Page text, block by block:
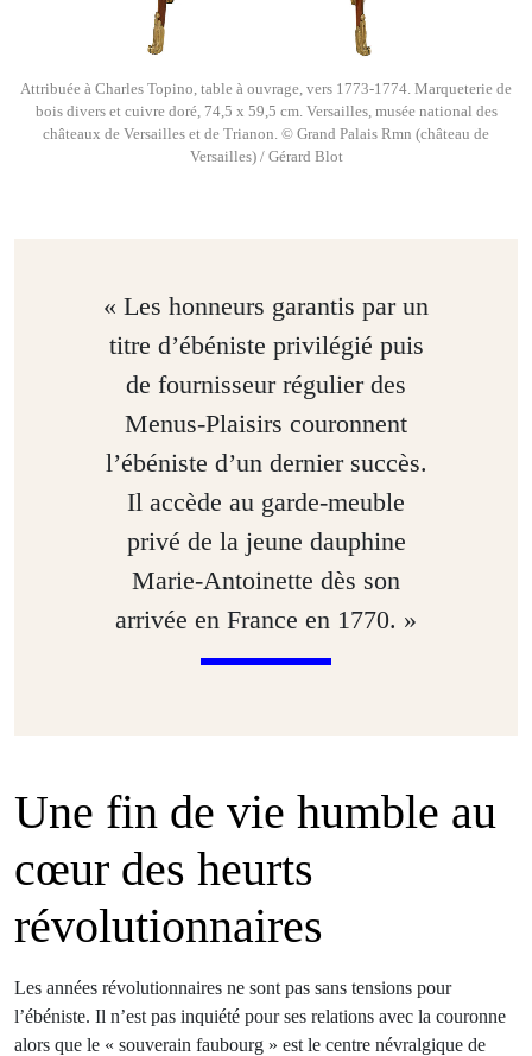
Attribuée à Charles Topino, table à ouvrage, vers 1773-1774. Marqueterie de
bois divers et cuivre doré, 74,5 x 59,5 cm. Versailles, musée national des
châteaux de Versailles et de Trianon. © Grand Palais Rmn (château de
Versailles) / Gérard Blot
« Les honneurs garantis par un
titre d’ébéniste privilégié puis
de fournisseur régulier des
Menus-Plaisirs couronnent
l’ébéniste d’un dernier succès.
Il accède au garde-meuble
privé de la jeune dauphine
Marie-Antoinette dès son
arrivée en France en 1770. »
Une fin de vie humble au
cœur des heurts
révolutionnaires
Les années révolutionnaires ne sont pas sans tensions pour
l’ébéniste. Il n’est pas inquiété pour ses relations avec la couronne
alors que le « souverain faubourg » est le centre névralgique de